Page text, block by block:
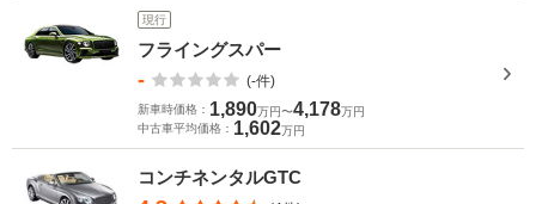
現行
フライングスパー
- (-件)
新車時価格： 1,890万円〜4,178万円
中古車平均価格： 1,602万円
コンチネンタルGTC